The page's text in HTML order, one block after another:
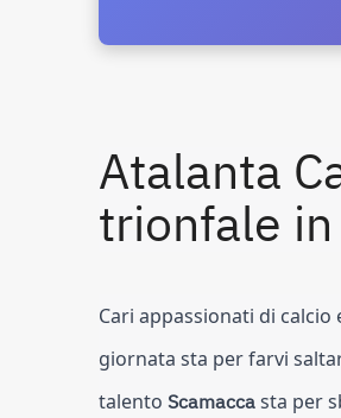
Atalanta
trionfale
Cari appassionati di
giornata sta per farvi
talento Scamaccasta per